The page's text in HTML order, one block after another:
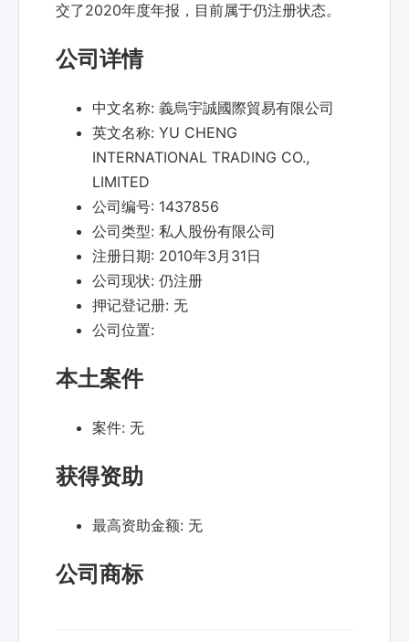
交了2020年度年报，目前属于仍注册状态。
公司详情
中文名称: 義烏宇誠國際貿易有限公司
英文名称: YU CHENG
INTERNATIONAL TRADING CO.,
LIMITED
公司编号: 1437856
公司类型: 私人股份有限公司
注册日期: 2010年3月31日
公司现状: 仍注册
押记登记册: 无
公司位置:
本土案件
案件: 无
获得资助
最高资助金额: 无
公司商标